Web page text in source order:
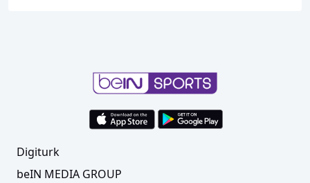
Digiturk
beIN MEDIA GROUP